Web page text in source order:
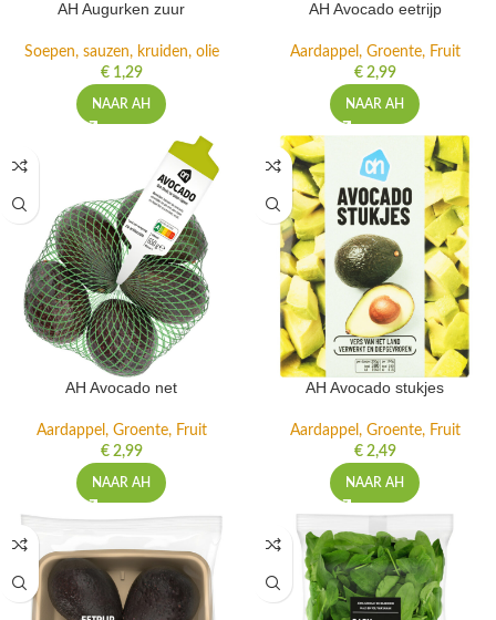
AH Augurken zuur
Soepen, sauzen, kruiden, olie
€1,29
NAAR AH
AH Avocado eetrijp
Aardappel, Groente, Fruit
€2,99
NAAR AH
AH Avocado net
Aardappel, Groente, Fruit
€2,99
NAAR AH
AH Avocado stukjes
Aardappel, Groente, Fruit
€2,49
NAAR AH